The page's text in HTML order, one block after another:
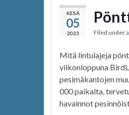
b
o
o
s
A
p
e
KESÄ
05
2023 Filed under
Mitä lintulajeja
viikonloppuna
pesimäkantojen
000 paikalta,
havainnot